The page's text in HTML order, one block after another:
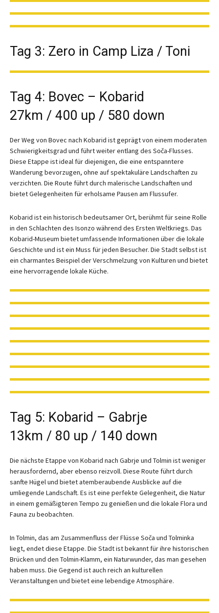
Tag 3: Zero in Camp Liza / Toni
Tag 4: Bovec – Kobarid
27km / 400 up / 580 down
Der Weg von Bovec nach Kobarid ist geprägt von einem moderaten
Schwierigkeitsgrad und führt weiter entlang des Soča-Flusses.
Diese Etappe ist ideal für diejenigen, die eine entspanntere
Wanderung bevorzugen, ohne auf spektakuläre Landschaften zu
verzichten. Die Route führt durch malerische Landschaften und
bietet Gelegenheiten für erholsame Pausen am Flussufer.
Kobarid ist ein historisch bedeutsamer Ort, berühmt für seine Rolle
in den Schlachten des Isonzo während des Ersten Weltkriegs. Das
Kobarid-Museum bietet umfassende Informationen über die lokale
Geschichte und ist ein Muss für jeden Besucher. Die Stadt selbst ist
ein charmantes Beispiel der Verschmelzung von Kulturen und bietet
eine hervorragende lokale Küche.
Tag 5: Kobarid – Gabrje
13km / 80 up / 140 down
Die nächste Etappe von Kobarid nach Gabrje und Tolmin ist weniger
herausfordernd, aber ebenso reizvoll. Diese Route führt durch
sanfte Hügel und bietet atemberaubende Ausblicke auf die
umliegende Landschaft. Es ist eine perfekte Gelegenheit, die Natur
in einem gemäßigteren Tempo zu genießen und die lokale Flora und
Fauna zu beobachten.
In Tolmin, das am Zusammenfluss der Flüsse Soča und Tolminka
liegt, endet diese Etappe. Die Stadt ist bekannt für ihre historischen
Brücken und den Tolmin-Klamm, ein Naturwunder, das man gesehen
haben muss. Die Gegend ist auch reich an kulturellen
Veranstaltungen und bietet eine lebendige Atmosphäre.